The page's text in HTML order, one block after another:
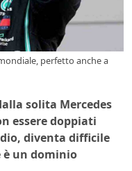
perfetto anche a
solita Mercedes
essere doppiati
diventa difficile
è un dominio